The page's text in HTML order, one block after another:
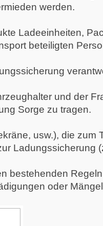
werden.
Ladeeinheiten,
beteiligten
und der
Sorge zu tragen.
usw.), die zum
Ladungssicherung
bestehenden
oder